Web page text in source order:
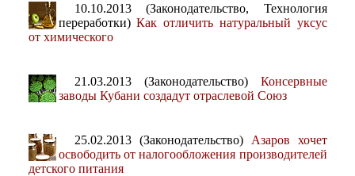
10.10.2013 (Законодательство, Технология
переработки)Как отличить натуральный уксус
от химического
21.03.2013 (Законодательство) Консервные
заводы Кубани создадут отраслевой Союз
25.02.2013 (Законодательство) Азаров хочет
освободить от налогообложения производителей
детского питания